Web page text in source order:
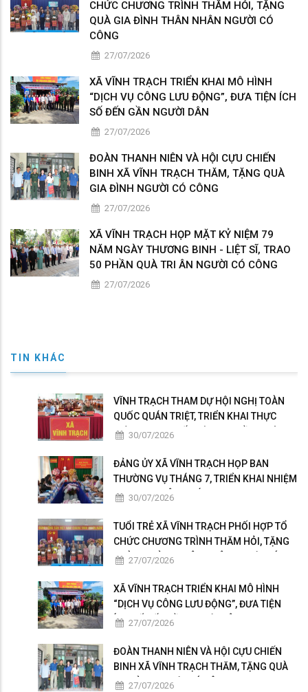
CHỨC CHƯƠNG TRÌNH THĂM HỎI, TẶNG
QUÀ GIA ĐÌNH THÂN NHÂN NGƯỜI CÓ
CÔNG
27/07/2026
XÃ VĨNH TRẠCH TRIỂN KHAI MÔ HÌNH
“DỊCH VỤ CÔNG LƯU ĐỘNG”, ĐƯA TIỆN ÍCH
SỐ ĐẾN GẦN NGƯỜI DÂN
27/07/2026
ĐOÀN THANH NIÊN VÀ HỘI CỰU CHIẾN
BINH XÃ VĨNH TRẠCH THĂM, TẶNG QUÀ
GIA ĐÌNH NGƯỜI CÓ CÔNG
27/07/2026
XÃ VĨNH TRẠCH HỌP MẶT KỶ NIỆM 79
NĂM NGÀY THƯƠNG BINH - LIỆT SĨ, TRAO
50 PHẦN QUÀ TRI ÂN NGƯỜI CÓ CÔNG
27/07/2026
TIN KHÁC
VĨNH TRẠCH THAM DỰ HỘI NGHỊ TOÀN
QUỐC QUÁN TRIỆT, TRIỂN KHAI THỰC
HIỆN NGHỊ QUYẾT HỘI NGHỊ LẦN THỨ BA
KHÓA XIV
30/07/2026
ĐẢNG ỦY XÃ VĨNH TRẠCH HỌP BAN
THƯỜNG VỤ THÁNG 7, TRIỂN KHAI NHIỆM
VỤ TRỌNG TÂM THÁNG 8
30/07/2026
TUỔI TRẺ XÃ VĨNH TRẠCH PHỐI HỢP TỔ
CHỨC CHƯƠNG TRÌNH THĂM HỎI, TẶNG
QUÀ GIA ĐÌNH THÂN NHÂN NGƯỜI CÓ
27/07/2026
XÃ VĨNH TRẠCH TRIỂN KHAI MÔ HÌNH
“DỊCH VỤ CÔNG LƯU ĐỘNG”, ĐƯA TIỆN
ÍCH SỐ ĐẾN GẦN NGƯỜI DÂN
27/07/2026
ĐOÀN THANH NIÊN VÀ HỘI CỰU CHIẾN
BINH XÃ VĨNH TRẠCH THĂM, TẶNG QUÀ
GIA ĐÌNH NGƯỜI CÓ CÔNG
27/07/2026